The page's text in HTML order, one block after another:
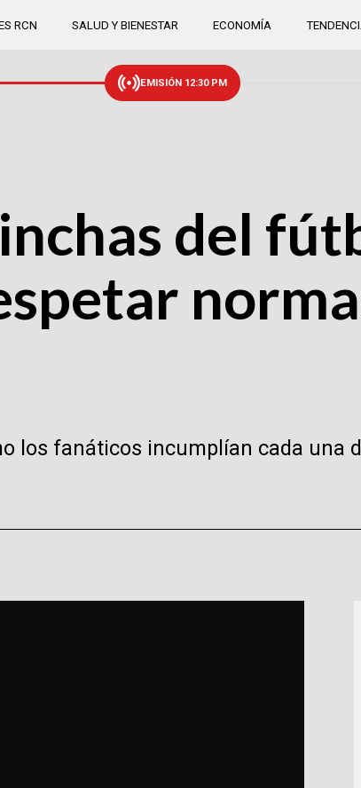
RCN SALUD Y BIENESTAR ECONOMÍA
EMISIÓN 12:30 PM
del
los fanáticos incumplían cada una